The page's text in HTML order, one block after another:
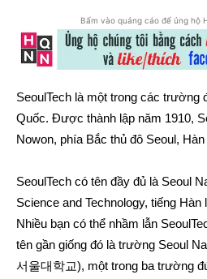
Bấm vào quảng cáo để ủng hộ
SeoulTech là một trong các trường
Quốc. Được thành lập năm 1910,
Nowon, phía Bắc thủ đô Seoul,
SeoulTech có tên đầy đủ là Seoul
Science and Technology, tiếng
Nhiều bạn có thể nhầm lẫn
tên gần giống đó là trường Seoul
서울대학교), một trong ba trường